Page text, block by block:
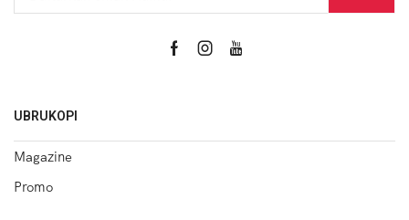
UBRUKOPI
Magazine
Promo